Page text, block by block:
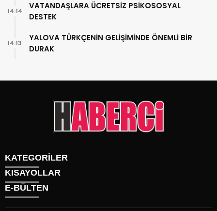
VATANDAŞLARA ÜCRETSİZ PSİKOSOSYAL
DESTEK
14:14
YALOVA TÜRKÇENİN GELİŞİMİNDE ÖNEMLİ BİR
DURAK
14:13
KATEGORİLER
Gündem
Siyaset
KISAYOLLAR
Künye
Üyelik
E-BÜLTEN